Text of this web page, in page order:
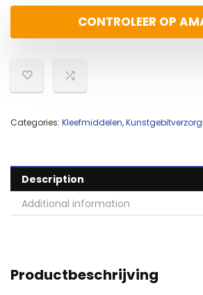
CONTROLEER OP
Categories: Kleefmiddelen,
Description
Additional information
Productbeschrijving